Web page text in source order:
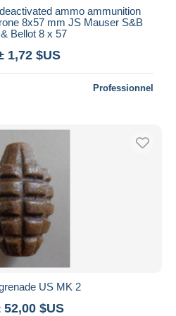
ammo ammunition
8x57 mm JS Mauser S&B
Bellot 8 x 57
1,72 $US
Professionnel
US MK 2
52,00 $US